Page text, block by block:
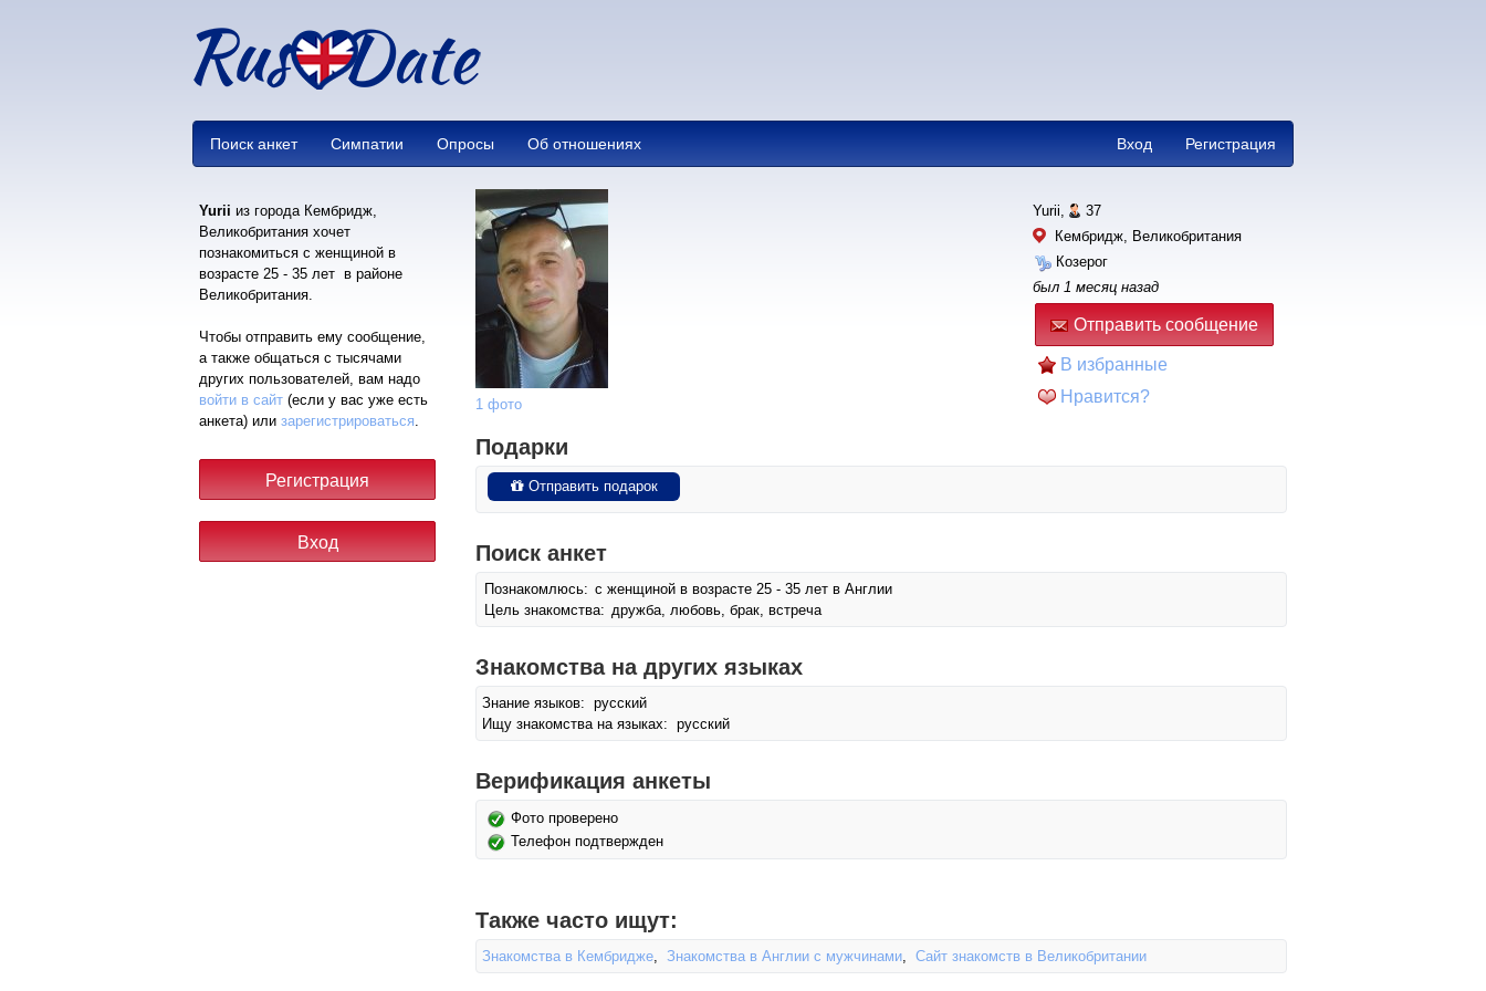
Поиск анкет Симпатии Опросы Об отношениях Регистрация
Вход
Yurii из города Кембридж,
Великобритания хочет
познакомиться с женщиной в
возрасте 25 - 35 лет в районе
Великобритания.
Чтобы отправить ему сообщение,
а также общаться с тысячами
других пользователей, вам надо
войти в сайт (если у вас уже есть
анкета) или зарегистрироваться.
1 фото
Yurii,
37
Кембридж, Великобритания
Козерог
был 1 месяц назад
Отправить сообщение
В избранные
Нравится?
Подарки
Отправить подарок
Поиск анкет
Познакомлюсь: с женщиной в возрасте 25 - 35 лет в Англии
Цель знакомства: дружба, любовь, брак, встреча
Знакомства на других языках
Знание языков: русский
Ищу знакомства на языках: русский
Верификация анкеты
Фото проверено
Телефон подтвержден
Также часто ищут:
Знакомства в Кембридже, Знакомства в Англии с мужчинами, Сайт знакомств в Великобритании